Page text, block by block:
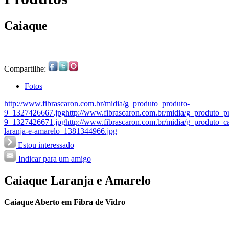
Caiaque
Compartilhe:
Fotos
http://www.fibrascaron.com.br/midia/g_produto_produto-
9_1327426667.jpghttp://www.fibrascaron.com.br/midia/
9_1327426671.jpghttp://www.fibrascaron.com.br/midia/
laranja-e-amarelo_1381344966.jpg
Estou interessado
Indicar para um amigo
Caiaque Laranja e Amarelo
Caiaque Aberto em Fibra de Vidro